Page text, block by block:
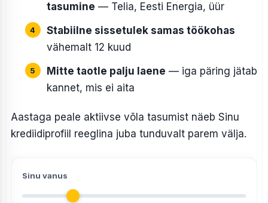
tasumine — Telia, Eesti Energia, üür
Stabiilne sissetulek samas töökohas
vähemalt 12 kuud
Mitte taotle palju laene — iga päring jätab
kannet, mis ei aita
Aastaga peale aktiivse võla tasumist näeb Sinu
krediidiprofiil reeglina juba tunduvalt parem välja.
Sinu vanus